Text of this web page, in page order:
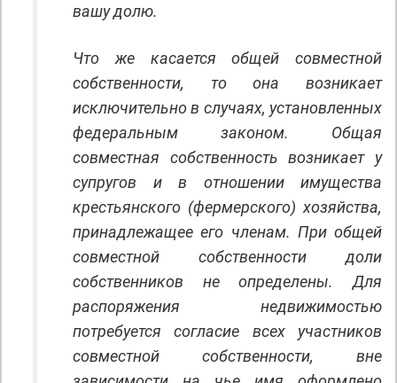
вашу долю.
Что же касается общей совместной
собственности, то она возникает
исключительно в случаях, установленных
федеральным законом. Общая
совместная собственность возникает у
супругов и в отношении имущества
крестьянского (фермерского) хозяйства,
принадлежащее его членам. При общей
совместной собственности доли
собственников не определены. Для
распоряжения недвижимостью
потребуется согласие всех участников
совместной собственности, вне